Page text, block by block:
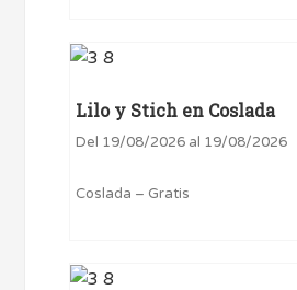
Lilo y Stich en Coslada
Del 19/08/2026 al 19/08/2026
Coslada – Gratis